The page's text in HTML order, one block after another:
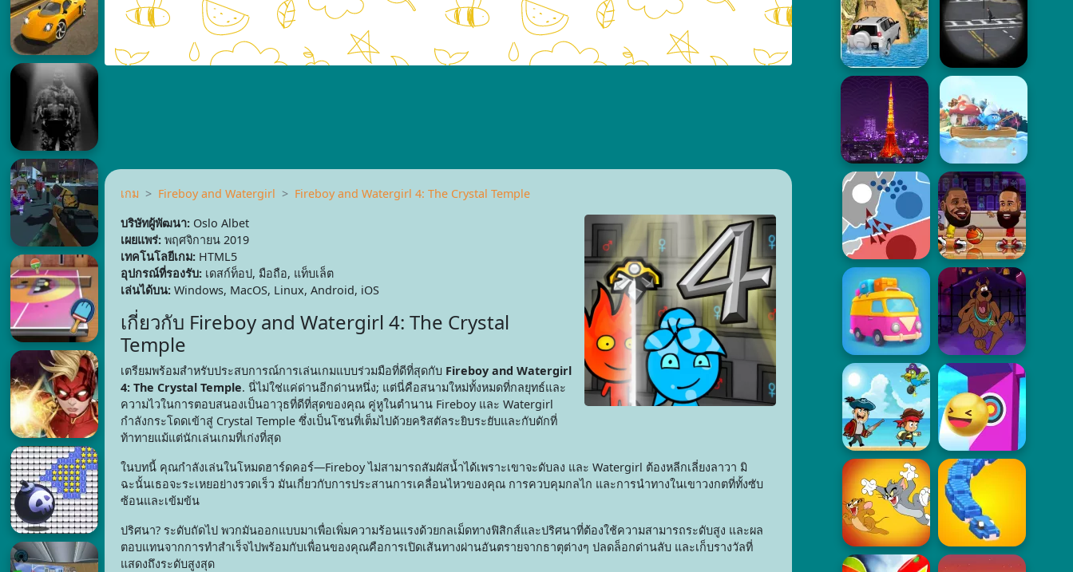
เกม Fireboy and Watergirl
Fireboy and Watergirl 4: The Crystal Temple
บริษัทผู้พัฒนา:Oslo Albet
เผยแพร่:พฤศจิกายน 2019
เทคโนโลยีเกม:HTML5
อุปกรณ์ที่รองรับ:เดสก์ท็อป, มือถือ, แท็บเล็ต
เล่นได้บน:Windows, MacOS, Linux, Android, iOS
เกี่ยวกับ Fireboy and Watergirl 4: The Crystal
Temple
เตรียมพร้อมสำหรับประสบการณ์การเล่นเกมแบบร่วมมือที่ดีที่สุดกับ Fireboy and Watergirl
4: The Crystal Temple. นี่ไม่ใช่แค่ด่านอีกด่านหนึ่ง; แต่นี่คือสนามใหม่ทั้งหมดที่กลยุทธ์และ
ความไวในการตอบสนองเป็นอาวุธที่ดีที่สุดของคุณ คู่หูในตำนาน Fireboy และ Watergirl
กำลังกระโดดเข้าสู่ Crystal Temple ซึ่งเป็นโซนที่เต็มไปด้วยคริสตัลระยิบระยับและกับดักที่
ท้าทายแม้แต่นักเล่นเกมที่เก่งที่สุด
ในบทนี้ คุณกำลังเล่นในโหมดฮาร์ดคอร์—Fireboy ไม่สามารถสัมผัสน้ำได้เพราะเขาจะดับลง และ Watergirl ต้องหลีกเลี่ยงลาวา มิ
ฉะนั้นเธอจะระเหยอย่างรวดเร็ว มันเกี่ยวกับการประสานการเคลื่อนไหวของคุณ การควบคุมกลไก และการนำทางในเขาวงกตที่ทั้งซับ
ซ้อนและเข้มข้น
ปริศนา? ระดับถัดไป พวกมันออกแบบมาเพื่อเพิ่มความร้อนแรงด้วยกลเม็ดทางฟิสิกส์และปริศนาที่ต้องใช้ความสามารถระดับสูง และผล
ตอบแทนจากการทำสำเร็จไปพร้อมกับเพื่อนของคุณคือการเปิดเส้นทางผ่านอันตรายจากธาตุต่างๆ ปลดล็อกด่านลับ และเก็บรางวัลที่
แสดงถึงระดับสูงสุด